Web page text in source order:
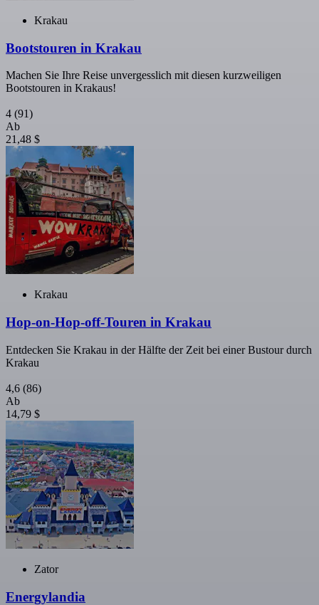
Krakau
Bootstouren in Krakau
Machen Sie Ihre Reise unvergesslich mit diesen kurzweiligen
Bootstouren in Krakaus!
4 (91)
Ab
21,48 $
Krakau
Hop-on-Hop-off-Touren in Krakau
Entdecken Sie Krakau in der Hälfte der Zeit bei einer Bustour durch
Krakau
4,6 (86)
Ab
14,79 $
Zator
Energylandia